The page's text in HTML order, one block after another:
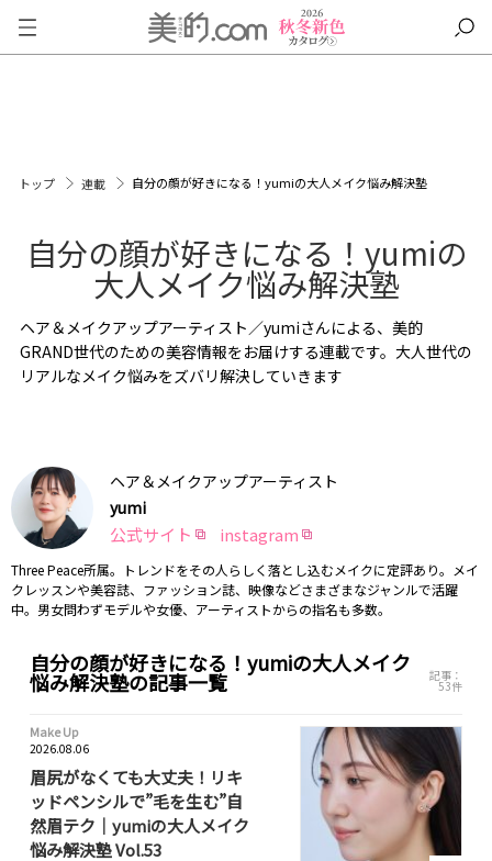
トップ 連載 自分の顔が好きになる！yumiの大人メイク悩み解決塾
自分の顔が好きになる！yumiの
大人メイク悩み解決塾
ヘア＆メイクアップアーティスト／yumiさんによる、美的
GRAND世代のための美容情報をお届けする連載です。大人世代の
リアルなメイク悩みをズバリ解決していきます
ヘア＆メイクアップアーティスト
yumi
公式サイト instagram
Three Peace所属。トレンドをその人らしく落とし込むメイクに定評あり。メイ
クレッスンや美容誌、ファッション誌、映像などさまざまなジャンルで活躍
中。男女問わずモデルや女優、アーティストからの指名も多数。
自分の顔が好きになる！yumiの大人メイク
悩み解決塾の記事一覧 記事：
53件
Make Up
2026.08.06
眉尻がなくても大丈夫！リキ
ッドペンシルで”毛を生む”自
然眉テク｜yumiの大人メイク
悩み解決塾 Vol.53